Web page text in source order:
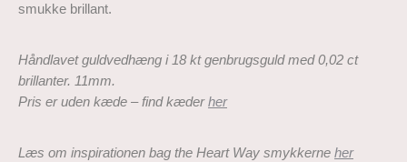
smukke brillant.
Håndlavet guldvedhæng i 18 kt genbrugsguld med 0,02 ct
brillanter. 11mm.
Pris er uden kæde – find kæderher
Læs om inspirationen bag the Heart Way smykkerne her